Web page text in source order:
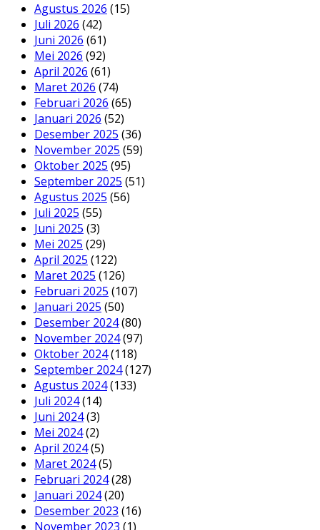
Agustus 2026 (15)
Juli 2026 (42)
Juni 2026 (61)
Mei 2026 (92)
April 2026 (61)
Maret 2026 (74)
Februari 2026 (65)
Januari 2026 (52)
Desember 2025 (36)
November 2025 (59)
Oktober 2025 (95)
September 2025 (51)
Agustus 2025 (56)
Juli 2025 (55)
Juni 2025 (3)
Mei 2025 (29)
April 2025 (122)
Maret 2025 (126)
Februari 2025 (107)
Januari 2025 (50)
Desember 2024(80)
November 2024(97)
Oktober 2024(118)
September 2024(127)
Agustus 2024(133)
Juli 2024(14)
Juni 2024(3)
Mei 2024(2)
April 2024(5)
Maret 2024(5)
Februari 2024(28)
Januari 2024(20)
Desember 2023 (16)
November 2023 (1)